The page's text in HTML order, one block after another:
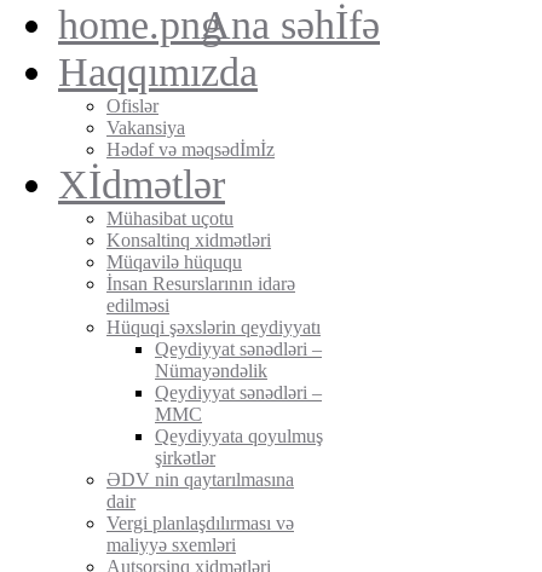
Ana səhİfə
Haqqımızda
Ofislər
Vakansiya
Hədəf və məqsədİmİz
Xİdmətlər
Mühasibat uçotu
Konsaltinq xidmətləri
Müqavilə hüququ
İnsan Resurslarının idarə
edilməsi
Hüquqi şəxslərin qeydiyyatı
Qeydiyyat sənədləri –
Nümayəndəlik
Qeydiyyat sənədləri –
MMC
Qeydiyyata qoyulmuş
şirkətlər
ƏDV nin qaytarılmasına
dair
Vergi planlaşdılırması və
maliyyə sxemləri
Autsorsinq xidmətləri